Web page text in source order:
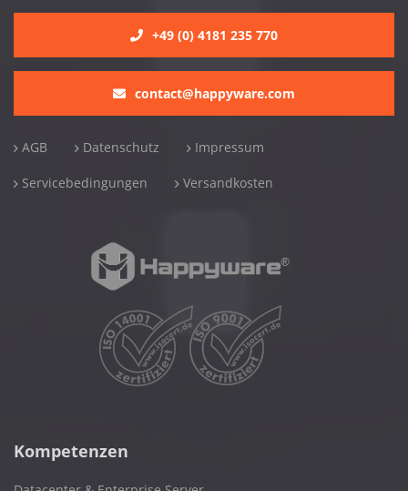
+49 (0) 4181 235 770
contact@happyware.com
AGB Datenschutz Impressum
Servicebedingungen Versandkosten
Kompetenzen